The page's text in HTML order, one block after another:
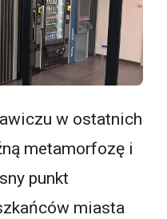
w ostatnich
metamorfozę i
punkt
miasta